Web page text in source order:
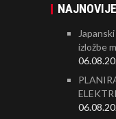
NAJNOVIJE
izložbe